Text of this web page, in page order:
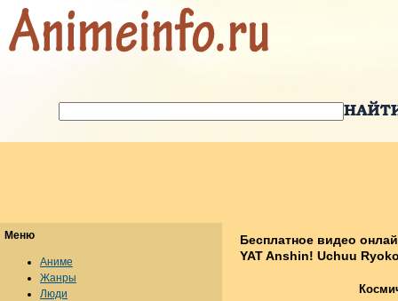
Бесплатное видео
YAT Anshin! Uchuu
Меню
Аниме
Жанры
Люди